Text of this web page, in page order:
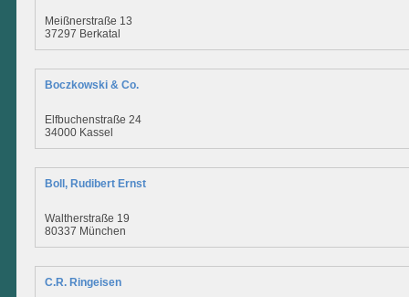
Meißnerstraße 13
37297 Berkatal
Boczkowski & Co.
Elfbuchenstraße 24
34000 Kassel
Boll, Rudibert Ernst
Waltherstraße 19
80337 München
C.R. Ringeisen